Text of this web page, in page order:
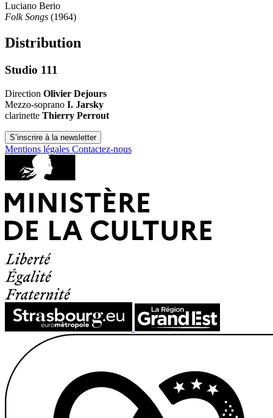
Luciano Berio
Folk Songs (1964)
Distribution
Studio 111
Direction Olivier Dejours
Mezzo-soprano I. Jarsky
clarinette Thierry Perrout
S’inscrire à la newsletter
Mentions légales Contactez-nous